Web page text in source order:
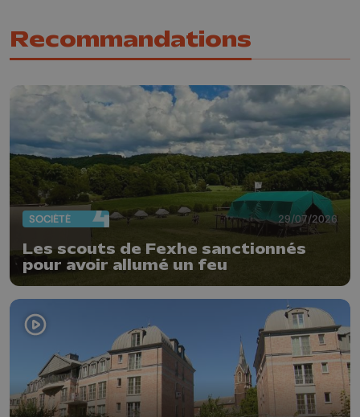
Recommandations
SOCIÉTÉ 29/07/2026
Les scouts de Fexhe sanctionnés
pour avoir allumé un feu